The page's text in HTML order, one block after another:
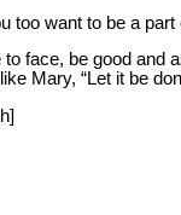
too want to be a
face, be good and
Mary, “Let it be